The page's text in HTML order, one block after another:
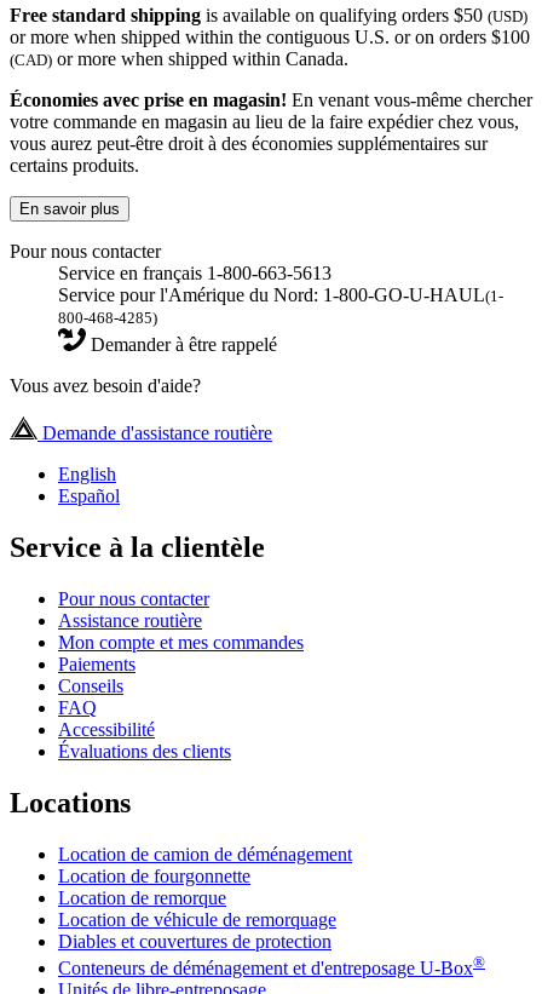
Free standard shipping is available on qualifying orders $50 (USD)
or more when shipped within the contiguous U.S. or on orders $100
(CAD) or more when shipped within Canada.
Économies avec prise en magasin! En venant vous-même chercher
votre commande en magasin au lieu de la faire expédier chez vous,
vous aurez peut-être droit à des économies supplémentaires sur
certains produits.
En savoir plus
Pour nous contacter
Service en français 1-800-663-5613
Service pour l'Amérique du Nord: 1-800-GO-U-HAUL(1-
800-468-4285)
Demander à être rappelé
Vous avez besoin d'aide?
Demande d'assistance routière
English
Español
Service à la clientèle
Pour nous contacter
Assistance routière
Mon compte et mes commandes
Paiements
Conseils
FAQ
Accessibilité
Évaluations des clients
Locations
Location de camion de déménagement
Location de fourgonnette
Location de remorque
Location de véhicule de remorquage
Diables et couvertures de protection
Conteneurs de déménagement et d'entreposage U-Box®